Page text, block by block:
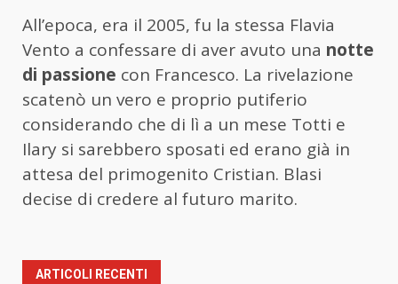
All’epoca, era il 2005, fu la stessa Flavia
Vento a confessare di aver avuto una notte
di passione con Francesco. La rivelazione
scatenò un vero e proprio putiferio
considerando che di lì a un mese Totti e
Ilary si sarebbero sposati ed erano già in
attesa del primogenito Cristian. Blasi
decise di credere al futuro marito.
ARTICOLI RECENTI